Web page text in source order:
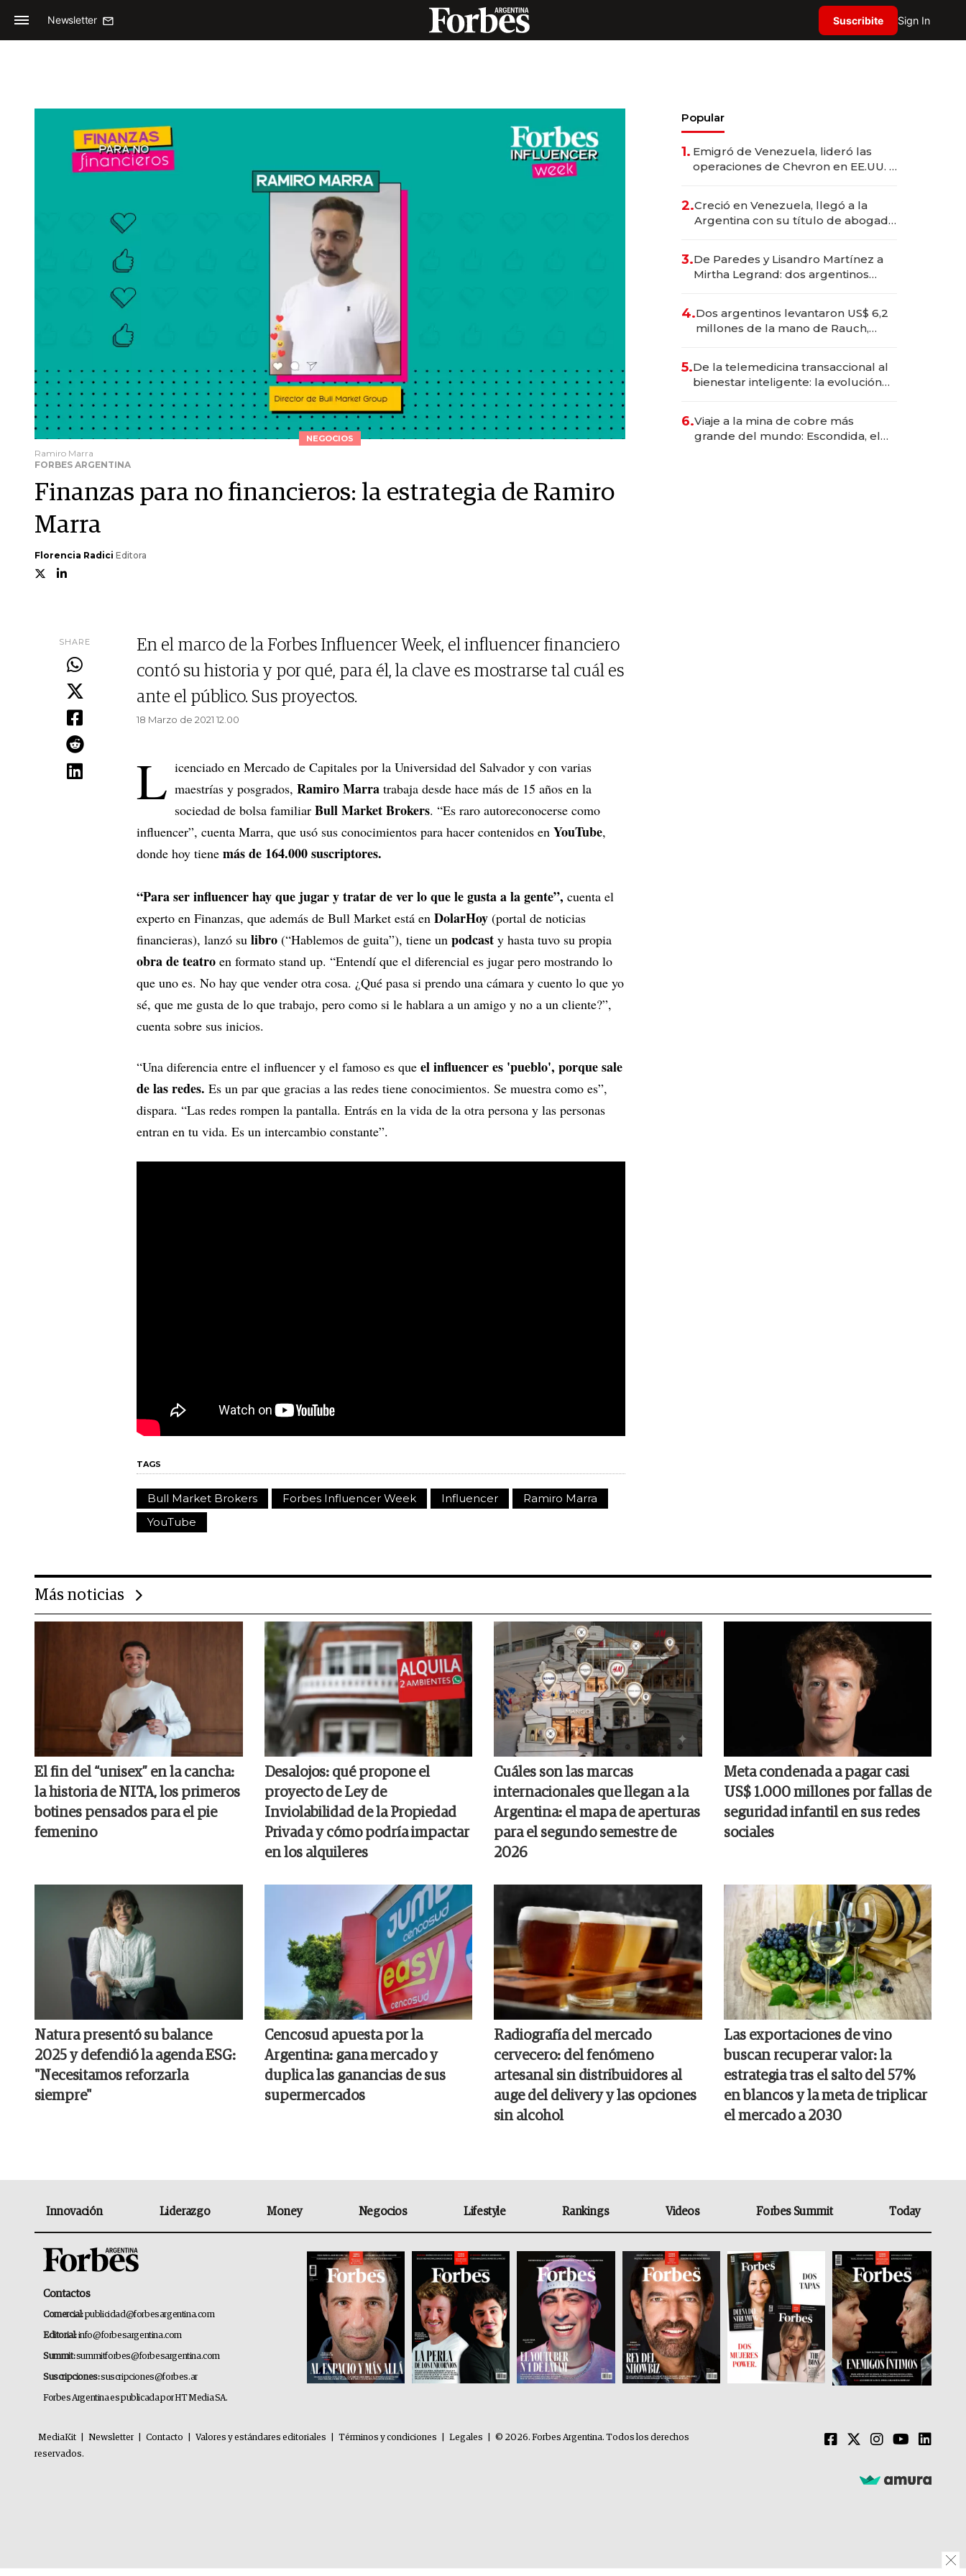
Newsletter Suscribite Sign In
NEGOCIOS
Ramiro Marra
FORBES ARGENTINA
Finanzas para no financieros: la estrategia de Ramiro
Marra
Florencia Radici Editora
SHARE
En el marco de la Forbes Influencer Week, el influencer financiero
contó su historia y por qué, para él, la clave es mostrarse tal cuál es
ante el público. Sus proyectos.
18 Marzo de 2021 12.00
L icenciado en Mercado de Capitales por la Universidad del Salvador y con varias
maestrías y posgrados, Ramiro Marra trabaja desde hace más de 15 años en la
sociedad de bolsa familiar Bull Market Brokers. “Es raro autoreconocerse como
influencer”, cuenta Marra, que usó sus conocimientos para hacer contenidos en YouTube,
donde hoy tiene más de 164.000 suscriptores.
“Para ser influencer hay que jugar y tratar de ver lo que le gusta a la gente”, cuenta el
experto en Finanzas, que además de Bull Market está en DolarHoy (portal de noticias
financieras), lanzó su libro (“Hablemos de guita”), tiene un podcast y hasta tuvo su propia
obra de teatro en formato stand up. “Entendí que el diferencial es jugar pero mostrando lo
que uno es. No hay que vender otra cosa. ¿Qué pasa si prendo una cámara y cuento lo que yo
sé, que me gusta de lo que trabajo, pero como si le hablara a un amigo y no a un cliente?”,
cuenta sobre sus inicios.
“Una diferencia entre el influencer y el famoso es que el influencer es 'pueblo', porque sale
de las redes. Es un par que gracias a las redes tiene conocimientos. Se muestra como es”,
dispara. “Las redes rompen la pantalla. Entrás en la vida de la otra persona y las personas
entran en tu vida. Es un intercambio constante”.
TAGS
Bull Market Brokers Forbes Influencer Week Influencer
Ramiro Marra
YouTube
Popular
1. Emigró de Venezuela, lideró las
operaciones de Chevron en EE.UU. y
2.Creció en Venezuela, llegó a la
Argentina con su título de abogado
marcas "fast premium"
3.De Paredes y Lisandro Martínez a
Mirtha Legrand: dos argentinos
deportivo y el cuidado corporal
4.Dos argentinos levantaron US$ 6,2
millones de la mano de Rauch,
5.De la telemedicina transaccional al
bienestar inteligente: la evolución
6.Viaje a la mina de cobre más
grande del mundo: Escondida, el
Más noticias
El fin del “unisex” en la cancha:
la historia de NITA, los primeros
botines pensados para el pie
femenino
Desalojos: qué propone el
proyecto de Ley de
Inviolabilidad de la Propiedad
Privada y cómo podría impactar
en los alquileres
Cuáles son las marcas
internacionales que llegan a la
Argentina: el mapa de aperturas
para el segundo semestre de
2026
Meta condenada a pagar casi
US$ 1.000 millones por fallas de
seguridad infantil en sus redes
sociales
Natura presentó su balance
2025 y defendió la agenda ESG:
"Necesitamos reforzarla
siempre"
Cencosud apuesta por la
Argentina: gana mercado y
duplica las ganancias de sus
supermercados
Radiografía del mercado
cervecero: del fenómeno
artesanal sin distribuidores al
auge del delivery y las opciones
sin alcohol
Las exportaciones de vino
buscan recuperar valor: la
estrategia tras el salto del 57%
en blancos y la meta de triplicar
el mercado a 2030
Innovación Liderazgo Money Negocios Lifestyle Rankings Videos Forbes Summit Today
Contactos
Comercial:publicidad@forbesargentina.com
Editorial:info@forbesargentina.com
Summit:summitforbes@forbesargentina.com
Suscripciones:suscripciones@forbes.ar
Forbes Argentina es publicada por HT Media SA.
MediaKit Newsletter Contacto Valores y estándares editoriales Términos y condiciones Legales
© 2026. Forbes Argentina. Todos los derechos
reservados.